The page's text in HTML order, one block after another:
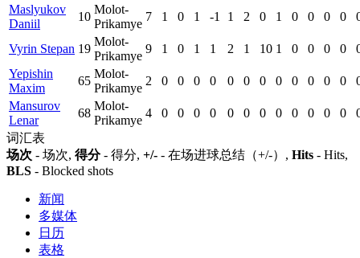
Maslyukov
Daniil
10
Molot-
Prikamye
7 1 0 1 -1 1 2 0 1 0 0 0 0
Vyrin Stepan 19
Molot-
Prikamye
9 1 0 1 1 2 1 10 1 0 0 0 0
Yepishin
Maxim
65
Molot-
Prikamye
2 0 0 0 0 0 0 0 0 0 0 0 0
Mansurov
Lenar
68
Molot-
Prikamye
4 0 0 0 0 0 0 0 0 0 0 0 0
词汇表
场次 - 场次, 得分- 得分, +/- - 在场进球总结（+/-）, Hits - Hits,
BLS - Blocked shots
新闻
多媒体
日历
表格